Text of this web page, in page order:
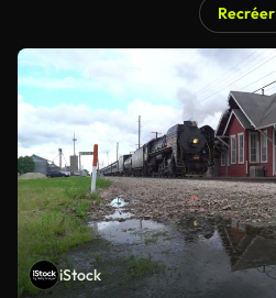
Recréer
iStock